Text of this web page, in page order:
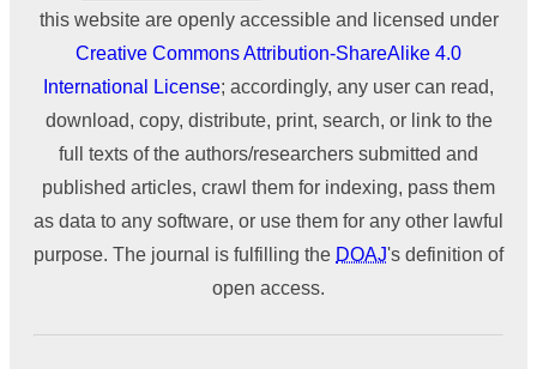
this website are openly accessible and licensed under
Creative Commons Attribution-ShareAlike 4.0
International License; accordingly, any user can read,
download, copy, distribute, print, search, or link to the
full texts of the authors/researchers submitted and
published articles, crawl them for indexing, pass them
as data to any software, or use them for any other lawful
purpose. The journal is fulfilling the DOAJ's definition of
open access.